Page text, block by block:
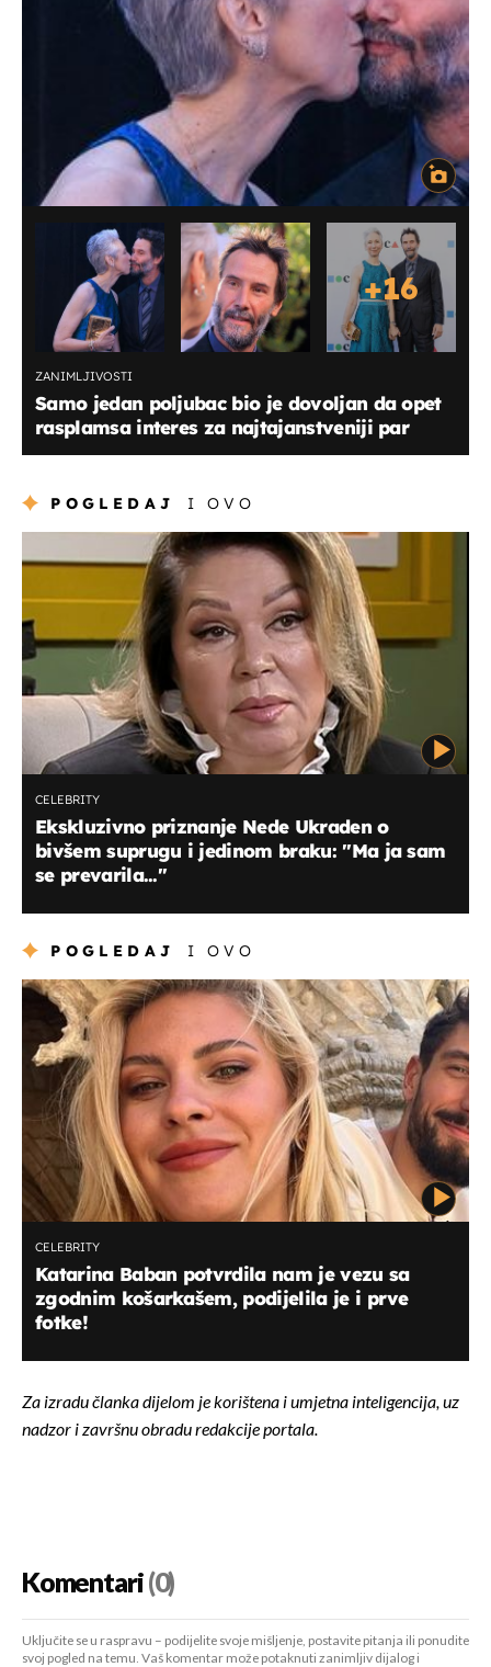
+16
ZANIMLJIVOSTI
Samo jedan poljubac bio je dovoljan da opet
rasplamsa interes za najtajanstveniji par
POGLEDAJ I OVO
CELEBRITY
Ekskluzivno priznanje Nede Ukraden o
bivšem suprugu i jedinom braku: "Ma ja sam
se prevarila...''
POGLEDAJ I OVO
CELEBRITY
Katarina Baban potvrdila nam je vezu sa
zgodnim košarkašem, podijelila je i prve
fotke!
Za izradu članka dijelom je korištena i umjetna inteligencija, uz
nadzor i završnu obradu redakcije portala.
Komentari(0)
Uključite se u raspravu – podijelite svoje mišljenje, postavite pitanja ili ponudite
svoj pogled na temu. Vaš komentar može potaknuti zanimljiv dijalog i